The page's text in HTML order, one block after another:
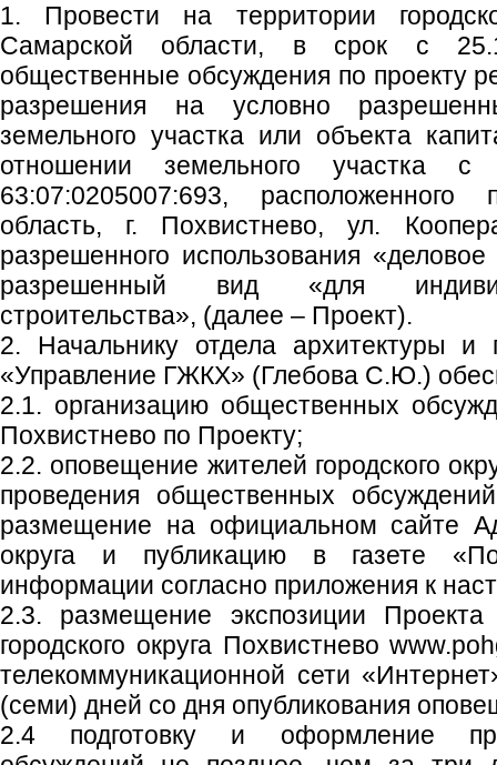
1. Провести на территории
Самарской области, в срок с
общественные обсуждения по проекту
разрешения на условно
земельного участка или объекта
отношении земельного участка с
63:07:0205007:693,
область, г. Похвистнево, ул.
разрешенного использования
разрешенный вид «для
строительства», (далее – Проект).
2. Начальнику отдела архитектуры и
«Управление ГЖКХ» (Глебова С.Ю.)
2.1. организацию общественных
Похвистнево по Проекту;
2.2. оповещение жителей городского
проведения общественных
размещение на официальном сайте
округа и публикацию в газете
информации согласно приложения к
2.3. размещение экспозиции
городского округа Похвистнево
телекоммуникационной сети
(семи) дней со дня опубликования
2.4 подготовку и оформление